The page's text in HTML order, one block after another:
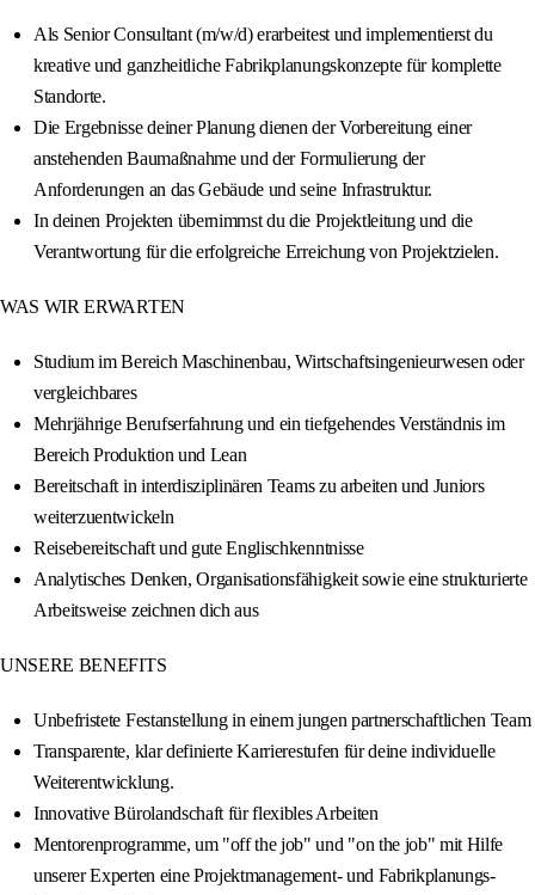
Als Senior Consultant (m/w/d) erarbeitest und implementierst du
kreative und ganzheitliche Fabrikplanungskonzepte für komplette
Standorte.
Die Ergebnisse deiner Planung dienen der Vorbereitung einer
anstehenden Baumaßnahme und der Formulierung der
Anforderungen an das Gebäude und seine Infrastruktur.
In deinen Projekten übernimmst du die Projektleitung und die
Verantwortung für die erfolgreiche Erreichung von Projektzielen.
WAS WIR ERWARTEN
Studium im Bereich Maschinenbau, Wirtschaftsingenieurwesen oder
vergleichbares
Mehrjährige Berufserfahrung und ein tiefgehendes Verständnis im
Bereich Produktion und Lean
Bereitschaft in interdisziplinären Teams zu arbeiten und Juniors
weiterzuentwickeln
Reisebereitschaft und gute Englischkenntnisse
Analytisches Denken, Organisationsfähigkeit sowie eine strukturierte
Arbeitsweise zeichnen dich aus
UNSERE BENEFITS
Unbefristete Festanstellung in einem jungen partnerschaftlichen Team
Transparente, klar definierte Karrierestufen für deine individuelle
Weiterentwicklung.
Innovative Bürolandschaft für flexibles Arbeiten
Mentorenprogramme, um "off the job" und "on the job" mit Hilfe
unserer Experten eine Projektmanagement- und Fabrikplanungs-